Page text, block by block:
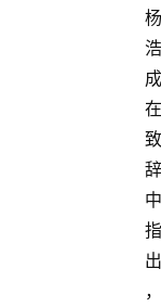
杨
浩
成
在
致
辞
中
指
出
，